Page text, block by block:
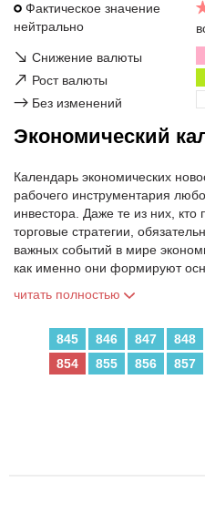
Фактическое значение
нейтрально
↘ Снижение валюты
↗ Рост валюты
→ Без изменений
Экономический
Календарь экономических
рабочего инструментария
инвестора. Даже те из них, кто
торговые стратегии,
важных событий в мире
как именно они формируют
читать полностью
845 846 847 848
854
855 856 857